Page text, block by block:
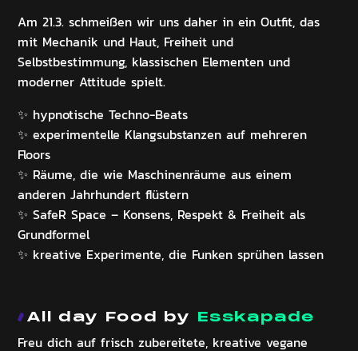
Am 21.3. schmeißen wir uns daher in ein Outfit, das
mit Mechanik und Haut, Freiheit und
Selbstbestimmung, klassischen Elementen und
moderner Attitude spielt.
✨ hypnotische Techno-Beats
✨ experimentelle Klangsubstanzen auf mehreren
Floors
✨ Räume, die wie Maschinenräume aus einem
anderen Jahrhundert flüstern
✨ SafeR Space – Konsens, Respekt & Freiheit als
Grundformel
✨ kreative Experimente, die Funken sprühen lassen
All day Food by Esskapade
Freu dich auf frisch zubereitete, kreative vegane